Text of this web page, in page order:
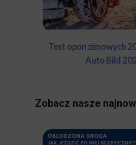
Test opon zimowych
Auto Bild
Zobacz nasze